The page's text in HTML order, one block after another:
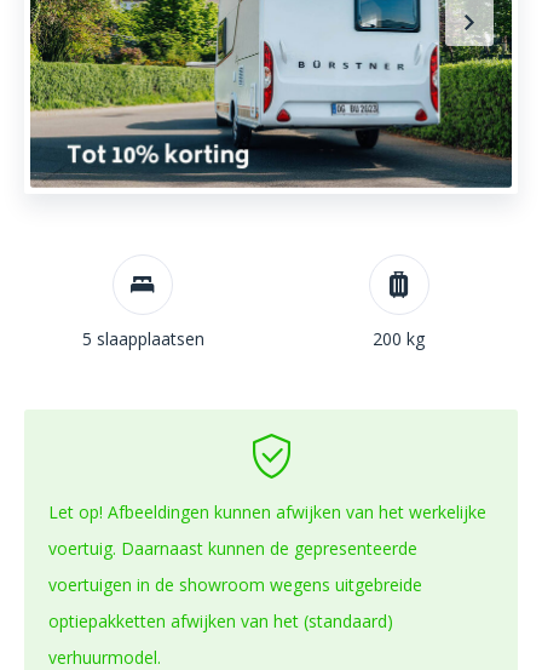
5 slaapplaatsen 200 kg
Let op! Afbeeldingen kunnen afwijken van het werkelijke
voertuig. Daarnaast kunnen de gepresenteerde
voertuigen in de showroom wegens uitgebreide
optiepakketten afwijken van het (standaard)
verhuurmodel.